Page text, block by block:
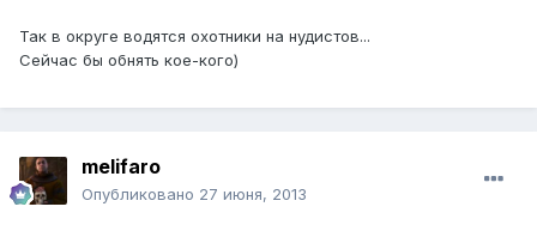
Так в округе водятся охотники на нудистов...
Сейчас бы обнять кое-кого)
melifaro
Опубликовано 27 июня, 2013